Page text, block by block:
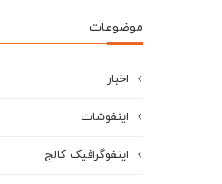
موضوعات
اخبار
اینفوشات
اینفوگرافیک کالج